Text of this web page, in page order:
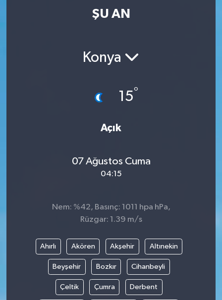
ŞU AN
Konya
15°
Açık
07 Ağustos Cuma
04:15
Nem: %42, Basınç: 1011 hpa hPa,
Rüzgar: 1.39 m/s
Ahırlı Akören Akşehir Altınekin
Beyşehir Bozkır Cihanbeyli
Çeltik Çumra Derbent